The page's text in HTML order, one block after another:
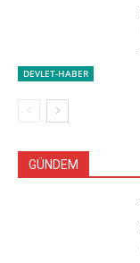
DEVLET-HABER
GÜNDEM